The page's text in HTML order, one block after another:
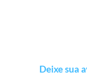
Deixe sua